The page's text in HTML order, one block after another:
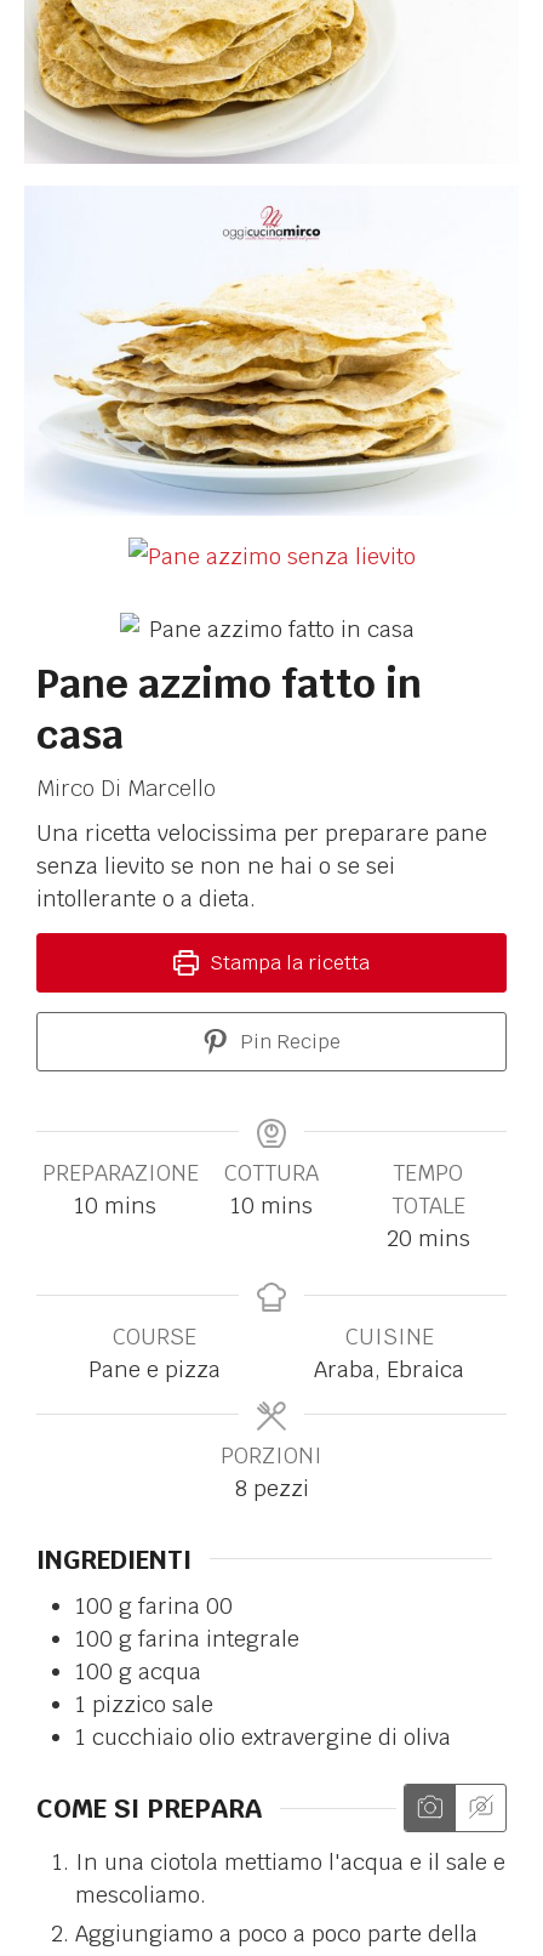
Pane azzimo fatto in
casa
Mirco Di Marcello
Una ricetta velocissima per preparare pane
senza lievito se non ne hai o se sei
intollerante o a dieta.
Stampa la ricetta
Pin Recipe
PREPARAZIONE
10 mins
COTTURA
10 mins
TEMPO
TOTALE
20 mins
COURSE
Pane e pizza
CUISINE
Araba, Ebraica
PORZIONI
8 pezzi
INGREDIENTI
100 g farina 00
100 g farina integrale
100 g acqua
1 pizzico sale
1 cucchiaio olio extravergine di oliva
COME SI PREPARA
In una ciotola mettiamo l'acqua e il sale e
mescoliamo.
Aggiungiamo a poco a poco parte della